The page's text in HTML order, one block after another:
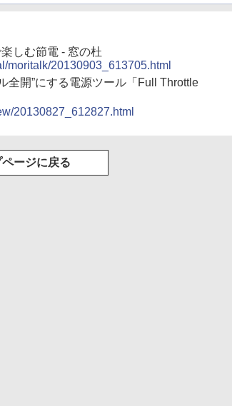
しむ節電 - 窓の杜
moritalk/20130903_613705.html
全開”にする電源ツール「Full Throttle
20130827_612827.html
ページに戻る